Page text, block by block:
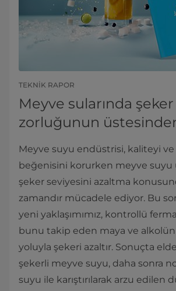
TEKNIK RAPOR
Meyve sularında
zorluğunun
Meyve suyu endüstrisi, kaliteyi
beğenisini korurken meyve
şeker seviyesini azaltma
zamandır mücadele ediyor. Bu
yeni yaklaşımımız, kontrollü
bunu takip eden maya ve alkolün
yoluyla şekeri azaltır. Sonuçta
şekerli meyve suyu, daha sonra
suyu ile karıştırılarak arzu edilen